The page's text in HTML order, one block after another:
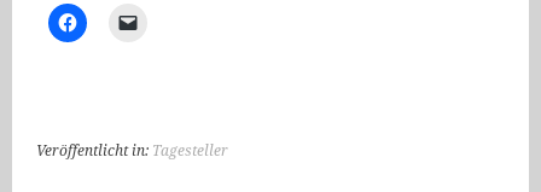
Veröffentlicht in: Tagesteller